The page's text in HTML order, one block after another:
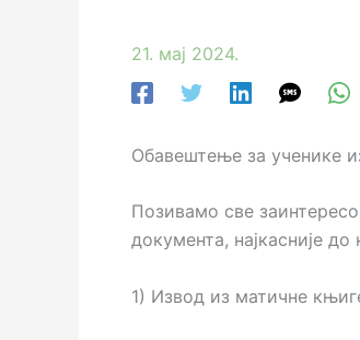
21. мај 2024.
Обавештење за ученике
Позивамо све
документа, најкасније
1) Извод из матичне